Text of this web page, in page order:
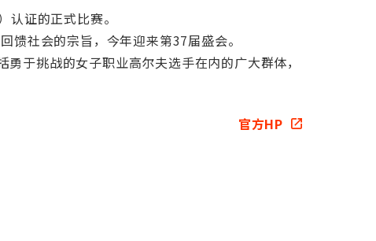
证的正式比赛。
馈社会的宗旨，今年迎来第37届盛会。
于挑战的女子职业高尔夫选手在内的广大群体，
官方HP